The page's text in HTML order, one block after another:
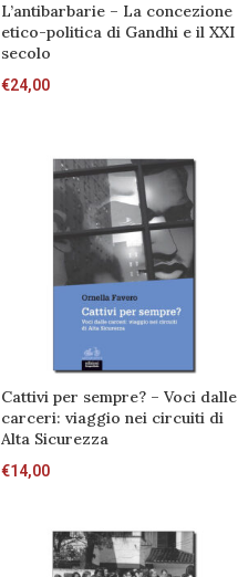
L’antibarbarie – La concezione
etico-politica di Gandhi e il XXI
secolo
€24,00
Cattivi per sempre? – Voci dalle
carceri: viaggio nei circuiti di
Alta Sicurezza
€14,00